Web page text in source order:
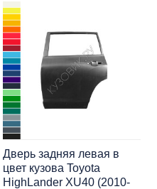
Дверь задняя левая в
цвет кузова Toyota
HighLander XU40 (2010-